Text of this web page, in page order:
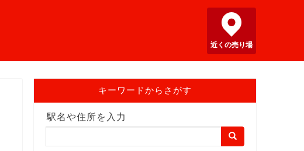
近くの売り場
キーワードからさがす
駅名や住所を入力